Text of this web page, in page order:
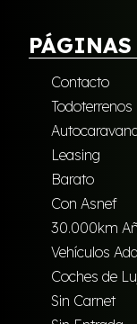
Contacto
Todoterrenos
Leasing
Barato
Con Asnef
30.000km
Vehículos
Coches de
Sin Carnet